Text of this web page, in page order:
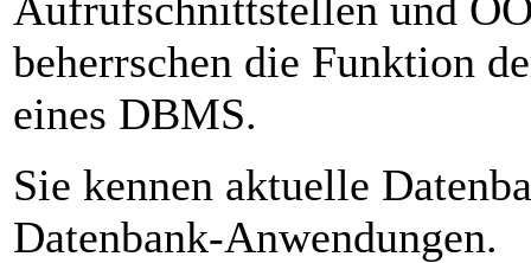
beherrschen die Funktion
eines DBMS.
Sie kennen aktuelle
Datenbank-Anwendungen.